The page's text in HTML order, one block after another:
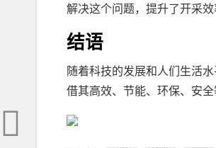
解决这个问题，提升了开采效
结语
随着科技的发展和人们生活
借其高效、节能、环保、安